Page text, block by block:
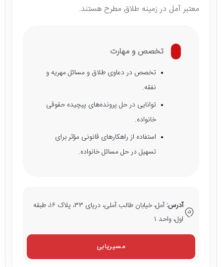
معتبر آمل در زمینه طلاق مطرح هستند.
تخصص و مهارت
تخصص در دعاوی طلاق و مسائل مهریه و
نفقه.
توانایی در حل پرونده‌های پیچیده حقوقی
خانواده.
استفاده از راهکارهای قانونی مؤثر برای
تسهیل در حل مسائل خانواده.
آدرس:
آمل، خیابان طالب آملی، دریای ۳۳، پلاک ۱۶، طبقه
اول، واحد ۱
مسیریابی